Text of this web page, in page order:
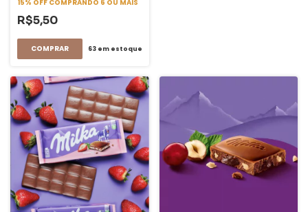
15% OFF COMPRANDO 6 OU MAIS
R$5,50
63em estoque